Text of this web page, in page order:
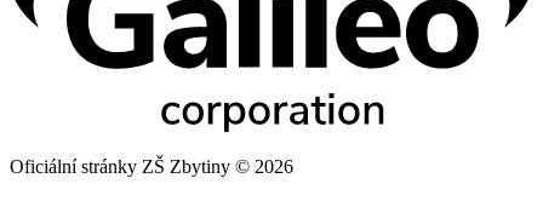
Oficiální stránky ZŠ Zbytiny © 2026